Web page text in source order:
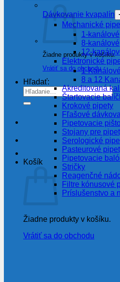
Žiadne produkty v košíku.
Vrátiť sa do obchodu
Hľadať:
Košík
Žiadne produkty v košíku.
Vrátiť sa do obchodu
Dávkovanie kvapalín
Mechanické
1-kanálové
8-kanálové
12-
Elektronické
1-
8 a 12
Akreditovaná
Štartovacie
Krokové pipety
Fľašové
Pipetovacie
Stojany pre
Serologické
Pasteurové
Pipetovacie
Stričky
Reagenčné
Filtre kónusové
Príslušenstvo a